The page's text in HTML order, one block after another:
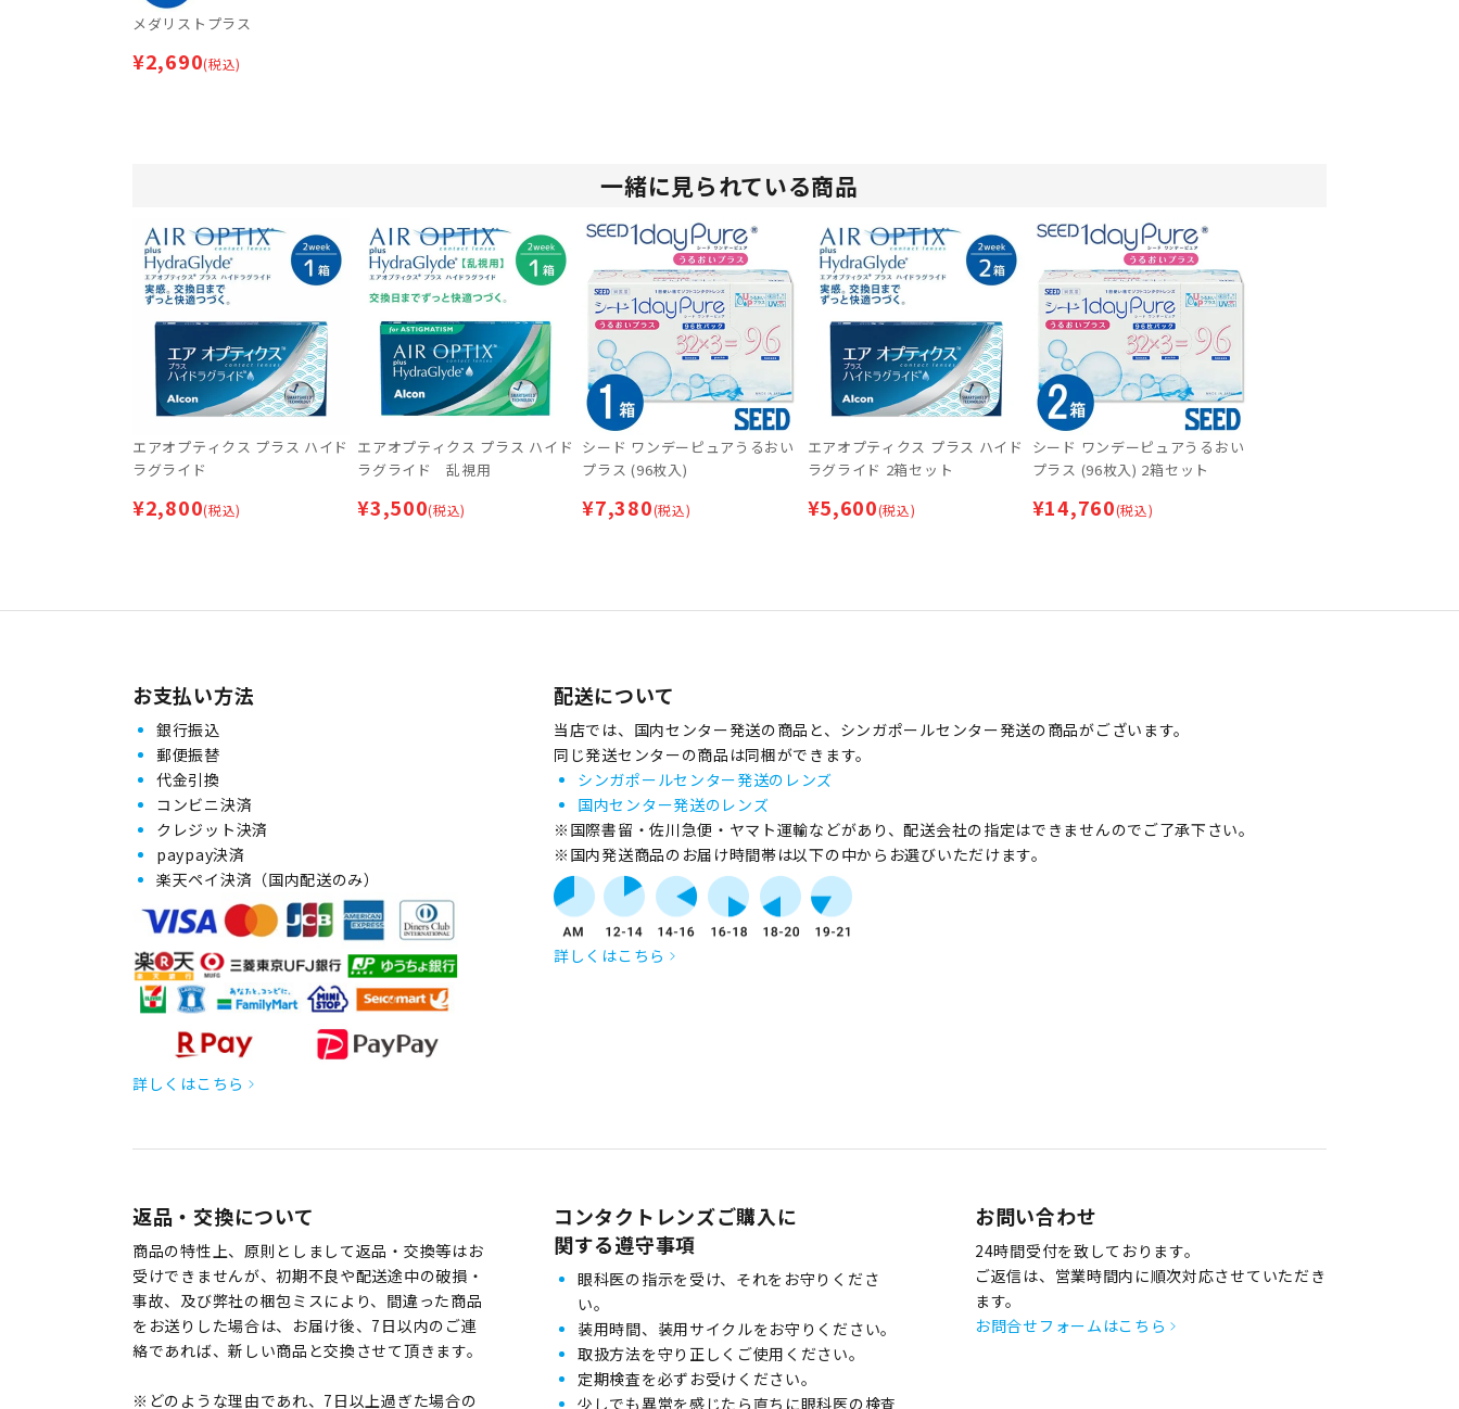
メダリストプラス
¥2,690(税込)
一緒に見られている商品
エアオプティクス プラス ハイド
ラグライド
¥2,800(税込)
エアオプティクス プラス ハイド
ラグライド 乱視用
¥3,500(税込)
シード ワンデーピュアうるおい
プラス (96枚入)
¥7,380(税込)
エアオプティクス プラス ハイド
ラグライド 2箱セット
¥5,600(税込)
シード ワンデーピュアうるおい
プラス (96枚入) 2箱セット
¥14,760(税込)
お支払い方法
銀行振込
郵便振替
代金引換
コンビニ決済
クレジット決済
paypay決済
楽天ペイ決済（国内配送のみ）
詳しくはこちら
配送について
当店では、国内センター発送の商品と、シンガポールセンター発送の商品がございます。
同じ発送センターの商品は同梱ができます。
シンガポールセンター発送のレンズ
国内センター発送のレンズ
※国際書留・佐川急便・ヤマト運輸などがあり、配送会社の指定はできませんのでご了承下さい。
※国内発送商品のお届け時間帯は以下の中からお選びいただけます。
詳しくはこちら
返品・交換について
商品の特性上、原則としまして返品・交換等はお
受けできませんが、初期不良や配送途中の破損・
事故、及び弊社の梱包ミスにより、間違った商品
をお送りした場合は、お届け後、7日以内のご連
絡であれば、新しい商品と交換させて頂きます。
※どのような理由であれ、7日以上過ぎた場合の
コンタクトレンズご購入に
関する遵守事項
眼科医の指示を受け、それをお守りくださ
い。
装用時間、装用サイクルをお守りください。
取扱方法を守り正しくご使用ください。
定期検査を必ずお受けください。
少しでも異常を感じたら直ちに眼科医の検査
お問い合わせ
24時間受付を致しております。
ご返信は、営業時間内に順次対応させていただき
ます。
お問合せフォームはこちら